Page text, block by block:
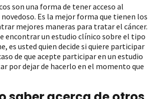
son una forma de tener acceso al
Es la mejor forma que tienen los
mejores maneras para tratar el cáncer.
encontrar un estudio clínico sobre el tipo
es usted quien decide si quiere participar
de que acepte participar en un estudio
por dejar de hacerlo en el momento que